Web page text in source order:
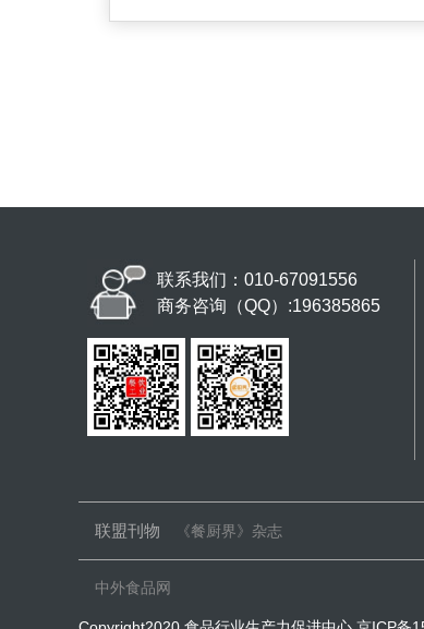
联系我们：010-67091556
商务咨询（QQ）:196385865
联盟刊物 《餐厨界》杂志
中外食品网